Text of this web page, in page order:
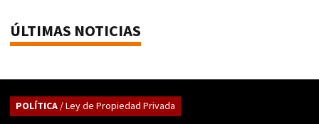
ÚLTIMAS NOTICIAS
POLÍTICA/ Ley de Propiedad Privada